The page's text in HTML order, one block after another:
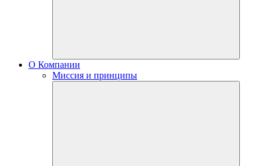
О Компании
Миссия и принципы